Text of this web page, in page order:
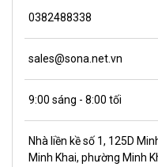
0382488338
sales@sona.net.vn
9:00 sáng - 8:00 tối
Nhà liền kề số 1, 125D
Minh Khai, phường Minh